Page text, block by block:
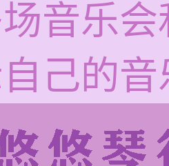
音乐
己的